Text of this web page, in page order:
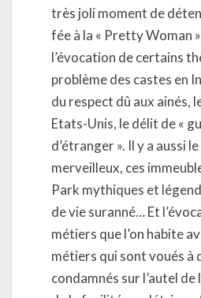
très joli moment de
fée à la « Pretty Woman
l’évocation de certains
problème des castes en
du respect dû aux ainés,
Etats-Unis, le délit de «
d’étranger ». Il y a aussi
merveilleux, ces
Park mythiques et
de vie suranné… Et
métiers que l’on habite
métiers qui sont voués à
condamnés sur l’autel